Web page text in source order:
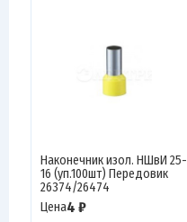
Наконечник изол. НШвИ 25-
16 (уп.100шт) Передовик
26374/26474
Цена4 ₽